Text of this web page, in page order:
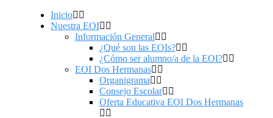
Inicio
Nuestra EOI
Información General
¿Qué son las EOIs?
¿Cómo ser alumno/a de la EOI?
EOI Dos Hermanas
Organigrama
Consejo Escolar
Oferta Educativa EOI Dos Hermanas